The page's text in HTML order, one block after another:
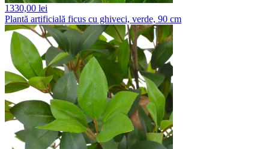
1330,00 lei
Plantă artificială ficus cu ghiveci, verde, 90 cm